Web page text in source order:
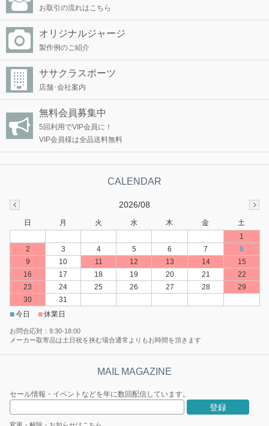
お取引の流れはこちら
オリジナルジャージ
製作例のご紹介
ササクラスポーツ
店舗･会社案内
無料会員募集中
5回利用でVIP会員に！
VIP会員様は全品送料無料
2026/08
日 月 火 水 木 金
土
1
2
3 4 5 6 7
8
9
10 11 12 13 14
15
16
17 18 19 20 21
22
23
24 25 26 27 28
29
30
31
■今日 ■休業日
お問合応対：9:30-18:00
メーカー取寄品は土日祝を挟む場合通常よりもお時間を頂きます
セール情報・イベントなどを年に数回配信しています。